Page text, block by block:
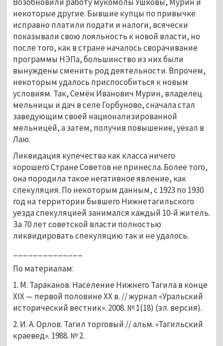
некоторые другие. Бывшие купцы по привычке
исправно платили подати и налоги, всячески
показывали свою лояльность к новой власти, но
после того, как в стране началось сворачивание
программы НЭПа, большинство из них были
вынуждены сменить род деятельности. Впрочем,
некоторым удалось приспособиться к новым
условиям. Так, Семён Иванович Мурин, владелец
мельницы и дач в селе Горбуново, сначала стал
заведующим своей национализированной
мельницей, а затем, получив повышение, уехал в
Лаю.
Ликвидация купечества как класса ничего
хорошего Стране Советов не принесла. Более того,
она породила такое негативное явление, как
спекуляция. По некоторым данным, с 1923 по 1930
год на территории бывшего Нижнетагильского
уезда спекуляцией занимался каждый 10-й житель.
За 70 лет советской власти полностью
ликвидировать спекуляцию так и не удалось.
По материалам:
1. М. Тараканов. Население Нижнего Тагила в конце
XIX — первой половине XX в. // журнал «Уральский
исторический вестник». 2008. № 1(18) (эл. версия).
2. И. А. Орлов. Тагил торговый // альм. «Тагильский
краевед». 1988. № 2.